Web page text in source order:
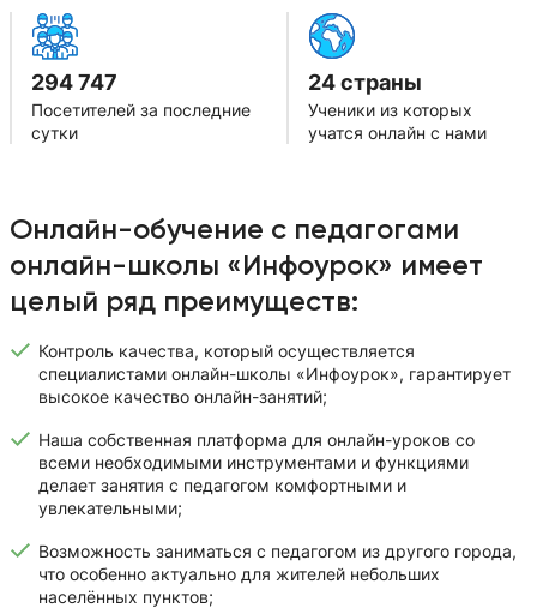
294 747
Посетителей за последние
сутки
24 страны
Ученики из которых
учатся онлайн с нами
Онлайн-обучение с педагогами
онлайн-школы «Инфоурок» имеет
целый ряд преимуществ:
Контроль качества, который осуществляется
специалистами онлайн-школы «Инфоурок», гарантирует
высокое качество онлайн-занятий;
Наша собственная платформа для онлайн-уроков со
всеми необходимыми инструментами и функциями
делает занятия с педагогом комфортными и
увлекательными;
Возможность заниматься с педагогом из другого города,
что особенно актуально для жителей небольших
населённых пунктов;